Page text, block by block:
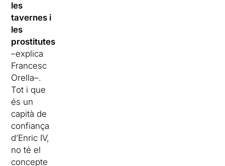
les
tavernes i
les
prostitutes
–explica
Francesc
Orella–.
Tot i que
és un
capità de
confiança
d’Enric IV,
no té el
concepte